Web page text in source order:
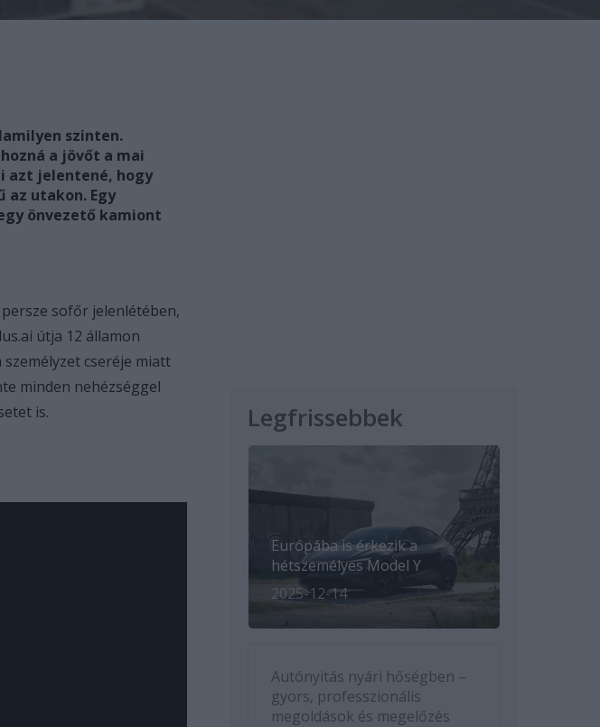
szinten.
a jövőt a mai
azt jelentené, hogy
utakon. Egy
önvezető kamiont
sofőr jelenlétében,
útja 12 államon
cseréje miatt
minden nehézséggel
is.
Legfrissebbek
Európába is érkezik a
hétszemélyes Model Y
2025-12-14
Autónyitás nyári hőségben –
gyors, professzionális
megoldások és megelőzés